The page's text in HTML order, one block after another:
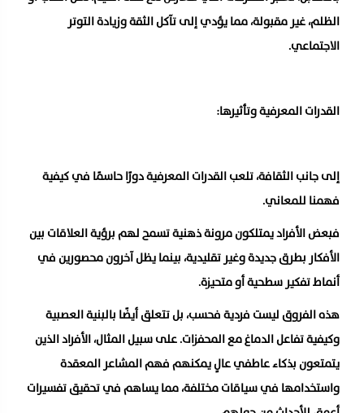
الظلم، غير مقبولة، مما يؤدي إلى تآكل الثقة وزيادة التوتر
الاجتماعي.
القدرات المعرفية وتأثيرها:
إلى جانب الثقافة، تلعب القدرات المعرفية دورًا حاسمًا في كيفية
فهمنا للمعاني.
فبعض الأفراد يمتلكون مرونة ذهنية تسمح لهم برؤية العلاقات بين
الأفكار بطرق جديدة وغير تقليدية، بينما يظل آخرون محصورين في
أنماط تفكير سطحية أو متحيزة.
هذه الفروق ليست فردية فحسب، بل تتعلق أيضًا بالبنية العصبية
وكيفية تفاعل الدماغ مع المحفزات. على سبيل المثال، الأفراد الذين
يتمتعون بذكاء عاطفي عالٍ يمكنهم فهم المشاعر المعقدة
واستخدامها في سياقات مختلفة، مما يساهم في تحقيق تفسيرات